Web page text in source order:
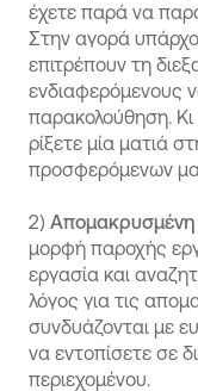
έχετε παρά να
Στην αγορά
επιτρέπουν τη
ενδιαφερόμενους
παρακολούθηση. Κι
ρίξετε μία ματιά
προσφερόμενων
2) Απομακρυσμένη
μορφή παροχής
εργασία και
λόγος για τις
συνδυάζονται με
να εντοπίσετε σε
περιεχομένου.